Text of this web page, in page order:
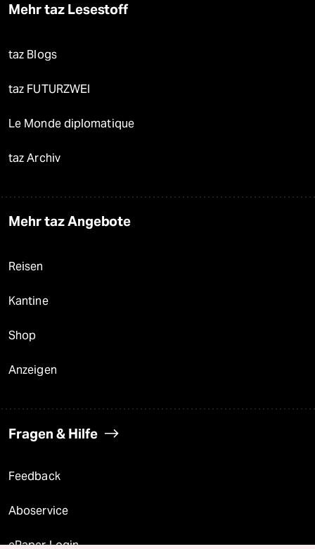
Mehr taz Lesestoff
taz Blogs
taz FUTURZWEI
Le Monde diplomatique
taz Archiv
Mehr taz Angebote
Reisen
Kantine
Shop
Anzeigen
Fragen & Hilfe
Feedback
Aboservice
ePaper Login